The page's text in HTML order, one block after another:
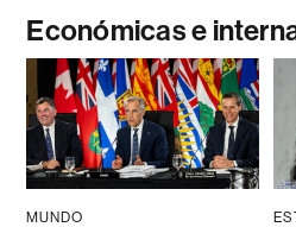
Económicas e
MUNDO